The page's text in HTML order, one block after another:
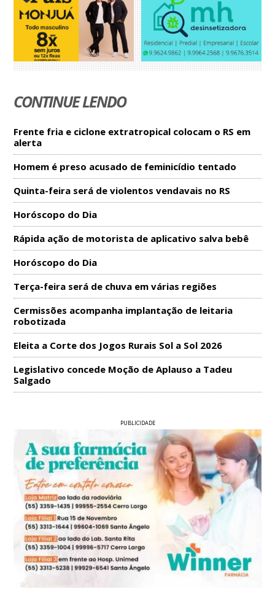
CONTINUE LENDO
Frente fria e ciclone extratropical colocam o RS em
alerta
Homem é preso acusado de feminicídio tentado
Quinta-feira será de violentos vendavais no RS
Horóscopo do Dia
Rápida ação de motorista de aplicativo salva bebê
Horóscopo do Dia
Terça-feira será de chuva em várias regiões
Cermissões acompanha implantação de leitaria
robotizada
Eleita a Corte dos Jogos Rurais Sol a Sol 2026
Legislativo concede Moção de Aplauso a Tadeu
Salgado
PUBLICIDADE